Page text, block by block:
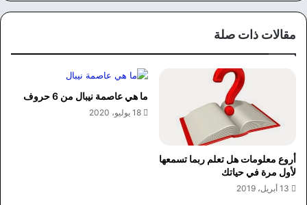
مقالات ذات صلة
أروع معلومات هل تعلم ربما تسمعها
لأول مرة في حياتك
13 أبريل، 2019
ما هي عاصمة نيبال من 6 حروف
18 يوليو، 2020